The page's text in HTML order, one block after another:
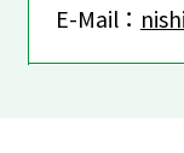
E-Mail：